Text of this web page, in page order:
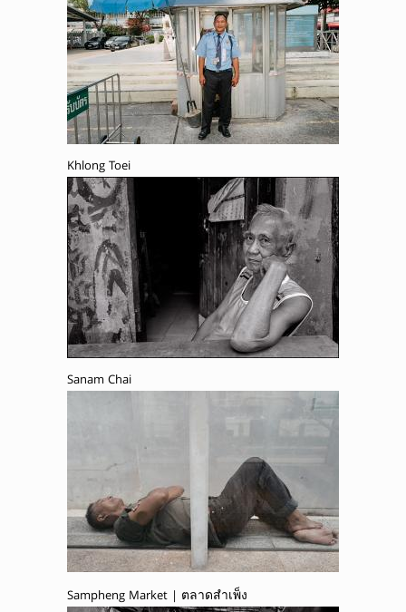
Khlong Toei
Sanam Chai
Sampheng Market | ตลาดสำเพ็ง